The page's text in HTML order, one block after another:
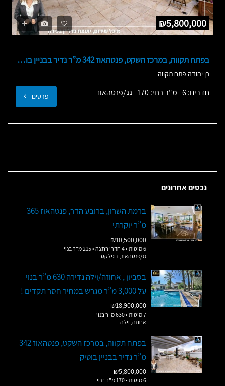
₪5,800,000
בפתח תקווה, במרכז השקט, פנטהאוז 342 מ”ר נדיר בבניין בוטיק
בן יהודה פתח תקווה
חדרים: 6 מ"ר בנוי: 170 גג/פנטהאוז פרטים
נכסים אחרונים
ברמת השרון, ברובע הדר, פנטהאוז 365
מ”ר יוקרתי
₪10,500,000
6 מיטות • 4 חדרי רחצה • 215 מ"ר בנוי
גג/פנטהאוז, דופלקס
בסביון , אחוזה/וילה נדירה 630 מ”ר בנוי
על 3,000 מ”ר מגרש במחיר חסר תקדים !
₪18,900,000
7 מיטות • 630 מ"ר בנוי
אחוזה, וילה
בפתח תקווה, במרכז השקט, פנטהאוז 342
מ”ר נדיר בבניין בוטיק
₪5,800,000
6 מיטות • 170 מ"ר בנוי